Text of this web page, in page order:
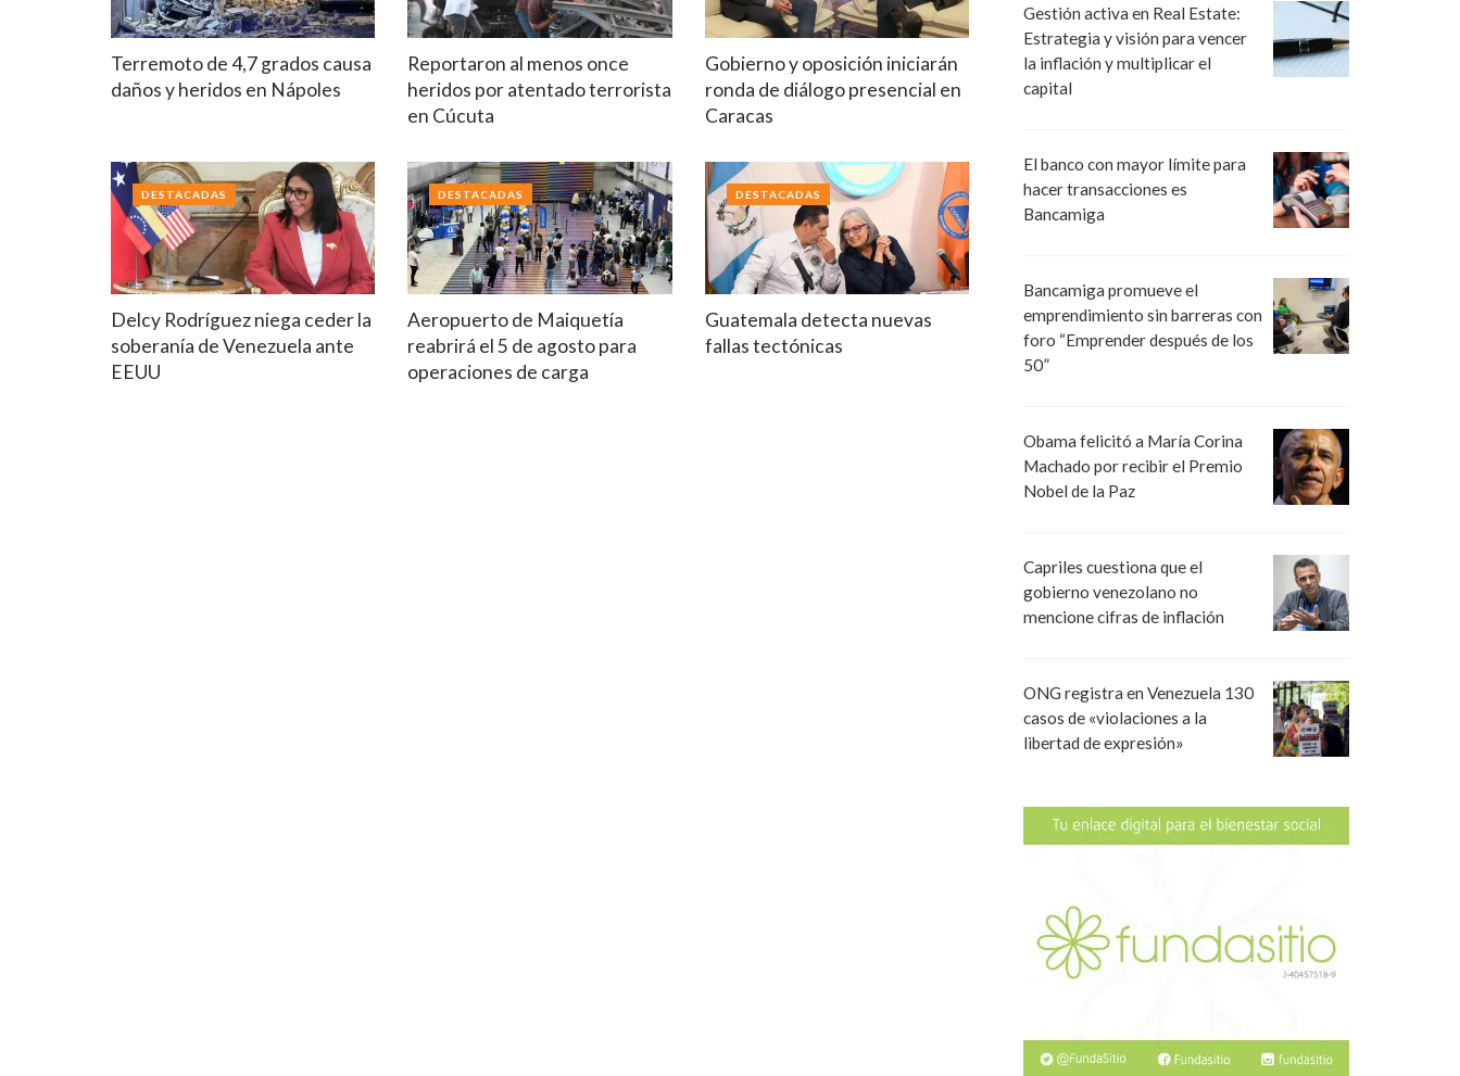
Terremoto de 4,7 grados causa
daños y heridos en Nápoles
Reportaron al menos once
heridos por atentado terrorista
en Cúcuta
Gobierno y oposición iniciarán
ronda de diálogo presencial en
Caracas
Delcy Rodríguez niega ceder la
soberanía de Venezuela ante
EEUU
DESTACADAS
Aeropuerto de Maiquetía
reabrirá el 5 de agosto para
operaciones de carga
DESTACADAS
Guatemala detecta nuevas
fallas tectónicas
DESTACADAS
Gestión activa en Real Estate:
Estrategia y visión para vencer
la inflación y multiplicar el
capital
El banco con mayor límite para
hacer transacciones es
Bancamiga
Bancamiga promueve el
emprendimiento sin barreras con
foro “Emprender después de los
50”
Obama felicitó a María Corina
Machado por recibir el Premio
Nobel de la Paz
Capriles cuestiona que el
gobierno venezolano no
mencione cifras de inflación
ONG registra en Venezuela 130
casos de «violaciones a la
libertad de expresión»